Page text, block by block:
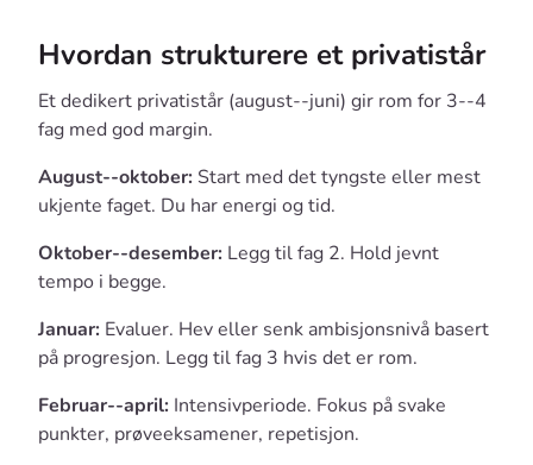
Hvordan strukturere et privatistår
Et dedikert privatistår (august--juni) gir rom for 3--4
fag med god margin.
August--oktober: Start med det tyngste eller mest
ukjente faget. Du har energi og tid.
Oktober--desember: Legg til fag 2. Hold jevnt
tempo i begge.
Januar: Evaluer. Hev eller senk ambisjonsnivå basert
på progresjon. Legg til fag 3 hvis det er rom.
Februar--april: Intensivperiode. Fokus på svake
punkter, prøveeksamener, repetisjon.